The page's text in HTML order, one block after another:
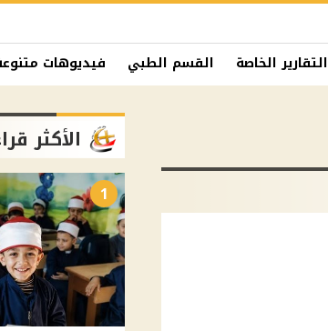
التقارير الخاصة القسم الطبي فيديوهات
الأكثر
1